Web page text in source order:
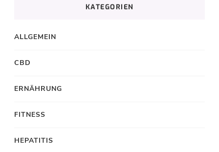
KATEGORIEN
ALLGEMEIN
CBD
ERNÄHRUNG
FITNESS
HEPATITIS